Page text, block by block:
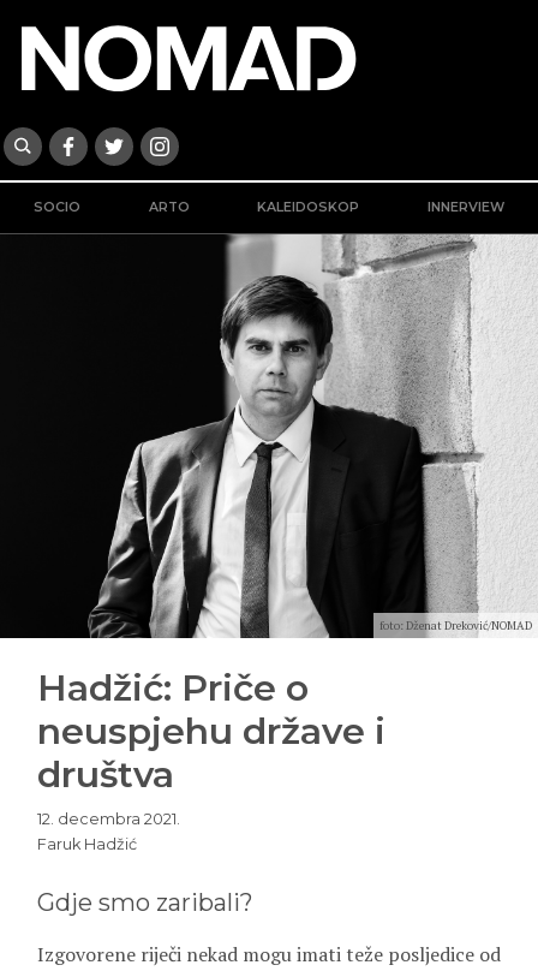
SOCIO ARTO KALEIDOSKOP INNERVIEW
foto: Dženat Dreković/NOMAD
Hadžić: Priče o
neuspjehu države i
društva
12. decembra 2021.
Faruk Hadžić
Gdje smo zaribali?
Izgovorene riječi nekad mogu imati teže posljedice od